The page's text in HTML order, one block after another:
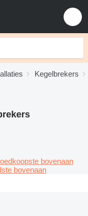
Kegelbrekers
bovenaan
bovenaan